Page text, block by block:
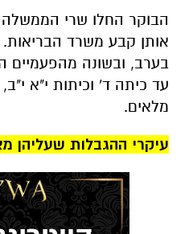
הבוקר החלו שרי
אותן קבע משרד הבריאות.
בערב, ובשונה מהפעמיים
עד כיתה ד' וכיתות י"א י"ב,
מלאים.
עיקרי ההגבלות שעליהן